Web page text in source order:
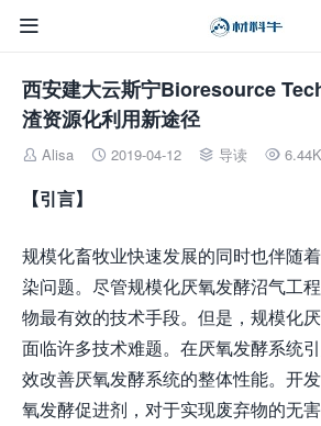

西安建大云斯宁Bioresource
渣资源化利用新途径
 Alisa  2019-04-12  导读  6.44K
【引言】
规模化畜牧业快速发展的同时也伴随
染问题。尽管规模化厌氧发酵沼气工
物最有效的技术手段。但是，规模化
面临许多技术难题。在厌氧发酵系统
效改善厌氧发酵系统的整体性能。开
氧发酵促进剂，对于实现废弃物的无